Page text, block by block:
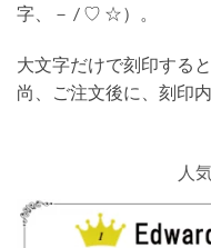
字、－ / ♡ ☆）。
大文字だけで刻印する
尚、ご注文後に、刻印
人